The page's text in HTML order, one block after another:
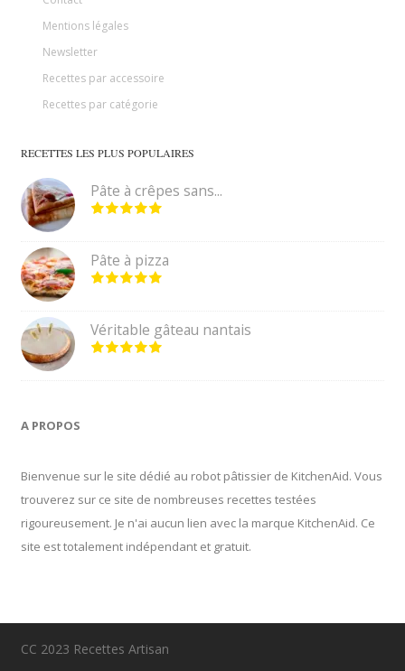
Mentions légales
Newsletter
Recettes par accessoire
Recettes par catégorie
RECETTES LES PLUS POPULAIRES
Pâte à crêpes sans...
Pâte à pizza
Véritable gâteau nantais
A PROPOS
Bienvenue sur le site dédié au robot pâtissier de KitchenAid. Vous
trouverez sur ce site de nombreuses recettes testées
rigoureusement. Je n'ai aucun lien avec la marque KitchenAid. Ce
site est totalement indépendant et gratuit.
CC 2023 Recettes Artisan